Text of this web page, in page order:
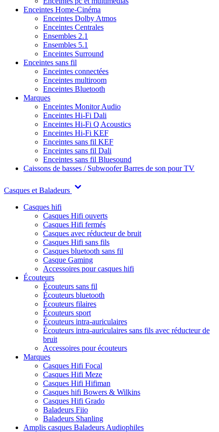
Enceintes Home-Cinéma
Enceintes Dolby Atmos
Enceintes Centrales
Ensembles 2.1
Ensembles 5.1
Enceintes Surround
Enceintes sans fil
Enceintes connectées
Enceintes multiroom
Enceintes Bluetooth
Marques
Enceintes Monitor Audio
Enceintes Hi-Fi Dali
Enceintes Hi-Fi Q Acoustics
Enceintes Hi-Fi KEF
Enceintes sans fil KEF
Enceintes sans fil Dali
Enceintes sans fil Bluesound
Caissons de basses / SubwooferBarres de son pour TV
Casques et Baladeurs
Casques hifi
Casques Hifi ouverts
Casques Hifi fermés
Casques avec réducteur de bruit
Casques Hifi sans fils
Casques bluetooth sans fil
Casque Gaming
Accessoires pour casques hifi
Écouteurs
Écouteurs sans fil
Écouteurs bluetooth
Écouteurs filaires
Écouteurs sport
Écouteurs intra-auriculaires
Écouteurs intra-auriculaires sans fils avec réducteur de
bruit
Accessoires pour écouteurs
Marques
Casques Hifi Focal
Casques Hifi Meze
Casques Hifi Hifiman
Casques hifi Bowers & Wilkins
Casques Hifi Grado
Baladeurs Fiio
Baladeurs Shanling
Amplis casques Baladeurs Audiophiles